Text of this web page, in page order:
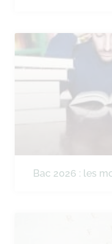
Bac 2026 : les